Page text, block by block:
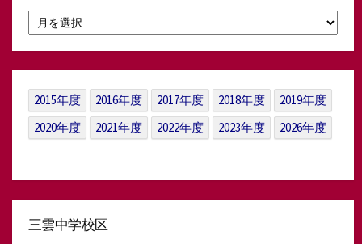
別
ア
イ
ブ
2015年度 2016年度 2017年度 2018年度
2019年度
2020年度
2021年度 2022年度 2023年度 2026年度
三雲中学校区